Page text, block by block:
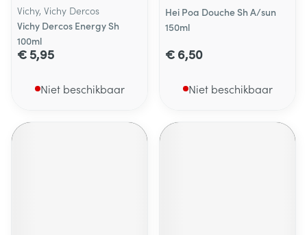
Vichy, Vichy Dercos
Vichy Dercos Energy Sh
100ml
€ 5,95
Niet beschikbaar
Hei Poa Douche Sh A/sun
150ml
€ 6,50
Niet beschikbaar